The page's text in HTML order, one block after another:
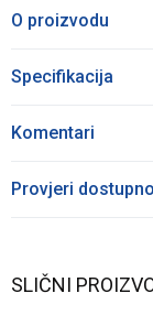
O proizvodu
Specifikacija
Komentari
Provjeri
SLIČNI